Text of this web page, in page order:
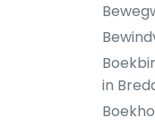
in